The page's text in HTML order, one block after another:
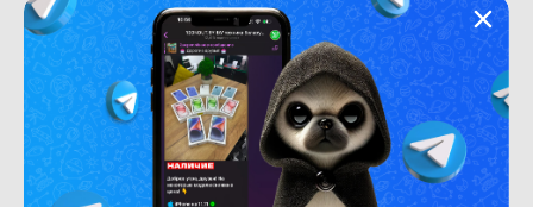
Общая информация
Производитель
Acer
Тип товара
Крышка отсека wi-fi
Состояние